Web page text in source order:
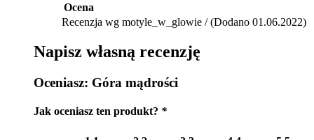
Ocena
Recenzja wg motyle_w_glowie / (Dodano 01.06.2022)
Napisz własną recenzję
Oceniasz: Góra mądrości
Jak oceniasz ten produkt? *